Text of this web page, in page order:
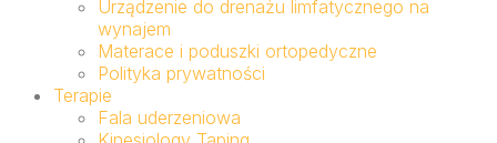
Urządzenie do drenażu limfatycznego na
wynajem
Materace i poduszki ortopedyczne
Polityka prywatności
Terapie
Fala uderzeniowa